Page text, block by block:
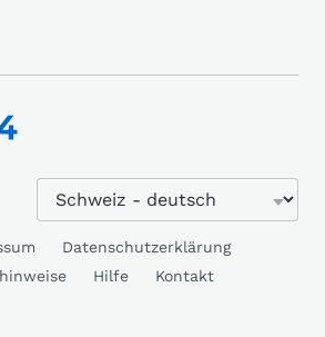
Datenschutzerklärung
Hilfe Kontakt